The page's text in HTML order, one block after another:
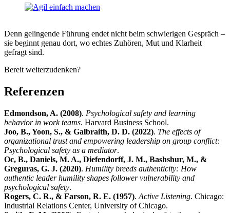
Denn gelingende Führung endet nicht beim schwierigen Gespräch –
sie beginnt genau dort, wo echtes Zuhören, Mut und Klarheit
gefragt sind.
Bereit weiterzudenken?
Referenzen
Edmondson, A. (2008). Psychological safety and learning
behavior in work teams. Harvard Business School.
Joo, B., Yoon, S., & Galbraith, D. D. (2022). The effects of
organizational trust and empowering leadership on group conflict:
Psychological safety as a mediator.
Oc, B., Daniels, M. A., Diefendorff, J. M., Bashshur, M., &
Greguras, G. J. (2020). Humility breeds authenticity: How
authentic leader humility shapes follower vulnerability and
psychological safety.
Rogers, C. R., & Farson, R. E. (1957). Active Listening. Chicago:
Industrial Relations Center, University of Chicago.